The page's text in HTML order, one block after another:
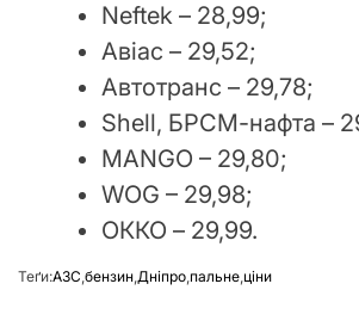
Neftek – 28,99;
Авіас – 29,52;
Автотранс – 29,78;
Shell, БРСМ-нафта –
MANGO – 29,80;
WOG – 29,98;
ОККО – 29,99.
Теґи:АЗС,бензин,Дніпро,пальне,ціни